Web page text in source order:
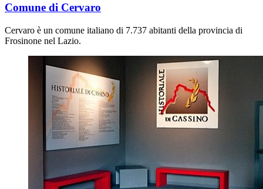
Comune di Cervaro
Cervaro è un comune italiano di 7.737 abitanti della provincia di
Frosinone nel Lazio.